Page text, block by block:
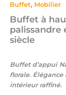
Buffet, Mobilier
Buffet à
palissandre
siècle
Buffet d’appui
florale.
intérieur raffiné.